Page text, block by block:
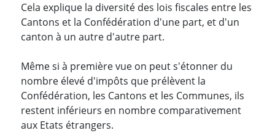
Cela explique la diversité des lois fiscales entre les
Cantons et la Confédération d'une part, et d'un
canton à un autre d'autre part.
Même si à première vue on peut s'étonner du
nombre élevé d'impôts que prélèvent la
Confédération, les Cantons et les Communes, ils
restent inférieurs en nombre comparativement
aux Etats étrangers.